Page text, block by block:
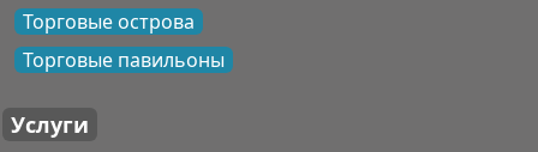
Торговые острова
Торговые павильоны
Услуги